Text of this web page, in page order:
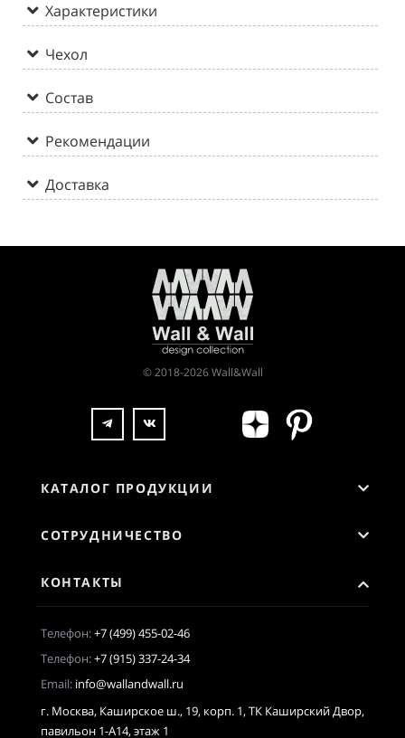
Характеристики
Чехол
Состав
Рекомендации
Доставка
© 2018-2026 Wall&Wall
КАТАЛОГ ПРОДУКЦИИ
СОТРУДНИЧЕСТВО
КОНТАКТЫ
Телефон:+7 (499) 455-02-46
Телефон:+7 (915) 337-24-34
Email: info@wallandwall.ru
г. Москва, Каширское ш., 19, корп. 1, ТК Каширский Двор,
павильон 1-А14, этаж 1